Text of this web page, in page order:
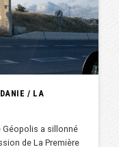
/ LA
Géopolis a sillonné
de La Première